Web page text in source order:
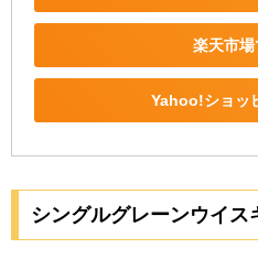
楽天市場
Yahoo!ショッ
シングルグレーンウイス